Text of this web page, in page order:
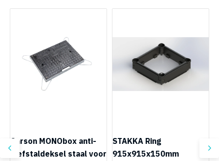
Carson MONObox anti-
diefstaldeksel staal voor
STAKKA Ring
915x915x150mm